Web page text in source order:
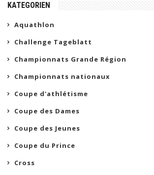
KATEGORIEN
Aquathlon
Challenge Tageblatt
Championnats Grande Région
Championnats nationaux
Coupe d'athlétisme
Coupe des Dames
Coupe des Jeunes
Coupe du Prince
Cross